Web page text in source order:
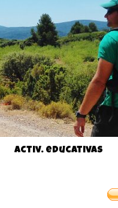
Activ. educativas